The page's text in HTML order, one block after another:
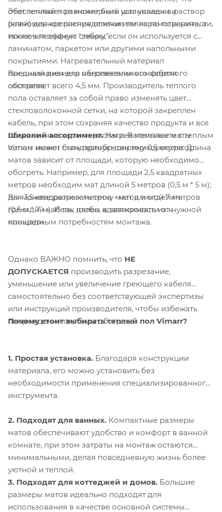
обеспечивает равномерный шаг укладки и
равномерное распределение тепла по поверхности,
исключая эффект "зебры".
Этот теплый пол может быть установлен в раствор
(клей) для крепления плитки или керамогранита, а
также в песчаную стяжку, если он используется с
ламинатом, паркетом или другими напольными
покрытиями. Нагревательный материал
предназначен для обеспечения комфортного
обогрева.
Внешний диаметр нагревательного кабеля
составляет всего 4,5 мм. Производитель теплого
пола оставляет за собой право изменять цвет
стекловолоконной сетки, на которой закреплен
кабель, при этом сохраняя качество продукта и все
объявленные характеристики. В комплекте с теплым
полом может быть приобретен терморегулятор.
Широкий ассортимент.Нагревательные маты
Vimarr имеют стандартную ширину 0,5 метра. Длина
матов зависит от площади, которую необходимо
обогреть. Например, для площади 2,5 квадратных
метров необходим мат длиной 5 метров (0,5 м * 5 м);
для 3,5 квадратных метров - мат длиной 7 метров
(0,5 м * 7 м). И так далее, в зависимости от нужной
площади.
Вы можете разрезать сетку матов и отделить
греющий кабель, чтобы адаптировать их к
конкретным потребностям монтажа.
Однако ВАЖНО помнить, что НЕ
ДОПУСКАЕТСЯ производить разрезание,
уменьшение или увеличение греющего кабеля
самостоятельно без соответствующей экспертизы
или инструкций производителя, чтобы избежать
повреждения системы обогрева.
Почему стоит выбирать теплый пол Vimarr?
1. Простая установка. Благодаря конструкции
материала, его можно установить без
необходимости применения специализированного
инструмента.
2. Подходят для ванных. Компактные размеры
матов обеспечивают удобство и комфорт в ванной
комнате, при этом затраты на монтаж остаются
минимальными, делая повседневную жизнь более
уютной и теплой.
3. Подходят для коттеджей и домов. Большие
размеры матов идеально подходят для
использования в качестве основной системы